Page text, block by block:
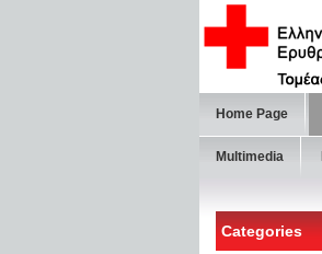
Home Page
Multimedia
Categories